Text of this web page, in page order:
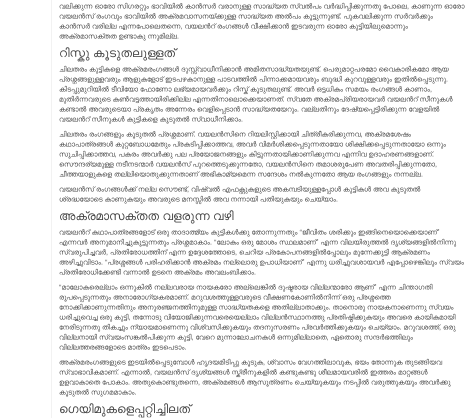
വലിക്കുന്ന ഓരോ സിഗരറ്റും ഭാവിയില്‍ കാന്‍സര്‍ വരാനുള്ള സാദ്ധ്യത സ്വല്‍പം വര്‍ദ്ധിപ്പിക്കുന്നതു പോലെ, കാണുന്ന ഓരോ
വയലന്‍സ് രംഗവും ഭാവിയില്‍ അക്രമവാസനയ്ക്കുള്ള സാദ്ധ്യത അല്‍പം കൂട്ടുന്നുണ്ട്. പുകവലിക്കുന്ന സര്‍വര്‍ക്കും
കാന്‍സര്‍ വരില്ല എന്നപോലെതന്നെ, വയലന്‍റ് രംഗങ്ങള്‍ വീക്ഷിക്കാന്‍ ഇടവരുന്ന ഓരോ കുട്ടിയിലുമൊന്നും
അക്രമാസക്തത ഉണ്ടാകു ന്നുമില്ല.
റിസ്കു കൂടുതലുള്ളത്
ചിലതരം കുട്ടികളെ അക്രമരംഗങ്ങള്‍ ദുസ്സ്വാധീനിക്കാന്‍ അമിതസാദ്ധ്യതയുണ്ട്. പെരുമാറ്റപരമോ വൈകാരികമോ ആയ
പ്രശ്നങ്ങളുള്ളവരും ആളുകളോട് ഇടപഴകാനുള്ള പാടവത്തില്‍ പിന്നാക്കമായവരും ബുദ്ധി കുറവുള്ളവരും ഇതില്‍പ്പെടുന്നു.
കിടപ്പുമുറിയില്‍ ടീവിയോ ഫോണോ ലഭ്യമായവര്‍ക്കും റിസ്ക്‌ കൂടുതലുണ്ട്. അവര്‍ ഒട്ടധികം സമയം രംഗങ്ങള്‍ കാണാം,
മുതിര്‍ന്നവരുടെ കണ്‍വട്ടത്തായിരിക്കില്ല എന്നതിനാലൊക്കെയാണത്‌. സ്വതേ അക്രമപ്രിയരായവര്‍ വയലന്‍റ് സീനുകള്‍
കണ്ടാല്‍ അവരുടെയാ പ്രകൃതം അന്നേരം വെളിപ്പെടാന്‍ സാദ്ധ്യതയേറും. വല്ലതിനും ദേഷ്യപ്പെട്ടിരിക്കുന്ന വേളയില്‍
വയലന്‍റ് സീനുകള്‍ കുട്ടികളെ കൂടുതല്‍ സ്വാധീനിക്കാം.
ചിലതരം രംഗങ്ങളും കൂടുതല്‍ പ്രശ്നമാണ്. വയലന്‍സിനെ റിയലിസ്റ്റിക്കായി ചിത്രീകരിക്കുന്നവ, അക്രമശേഷം
കഥാപാത്രങ്ങള്‍ കുറ്റബോധമേതും പ്രകടിപ്പിക്കാത്തവ, അവര്‍ വിമര്‍ശിക്കപ്പെടുന്നതായോ ശിക്ഷിക്കപ്പെടുന്നതായോ ഒന്നും
സൂചിപ്പിക്കാത്തവ, പകരം അവര്‍ക്കു പല പ്രയോജനങ്ങളും കിട്ടുന്നതായിക്കാണിക്കുന്നവ എന്നിവ ഉദാഹരണങ്ങളാണ്.
സൌന്ദര്യമുള്ള നടീനടന്മാര്‍ വയലന്‍സ് പുറത്തെടുക്കുന്നതോ, വയലന്‍സിനെ തമാശരൂപേണ അവതരിപ്പിക്കുന്നതോ,
ചീത്തയാളുകളെ തല്ലിയൊതുക്കുന്നതാണ് അഭികാമ്യമെന്ന സന്ദേശം നല്‍കുന്നതോ ആയ രംഗങ്ങളും നന്നല്ല.
വയലന്‍സ് രംഗങ്ങള്‍ക്ക് നല്ല സൌണ്ട്, വിഷ്വല്‍ എഫക്റ്റുകളുടെ അകമ്പടിയുള്ളപ്പോള്‍ കുട്ടികള്‍ അവ കൂടുതല്‍
ശ്രദ്ധയോടെ കാണുകയും അവരുടെ മനസ്സില്‍ അവ നന്നായി പതിയുകയും ചെയ്യാം.
അക്രമാസക്തത വളരുന്ന വഴി
വയലന്‍റ് കഥാപാത്രങ്ങളോട് ഒരു താദാത്മ്യം കുട്ടികള്‍ക്കു തോന്നുന്നതും “ജീവിതം ശരിക്കും ഇങ്ങിനെയൊക്കെയാണ്”
എന്നവര്‍ അനുമാനിച്ചുകൂട്ടുന്നതും പ്രശ്നമാകാം. “ലോകം ഒരു മോശം സ്ഥലമാണ്” എന്ന വിലയിരുത്തല്‍ ദൃശ്യങ്ങളില്‍നിന്നു
സ്വരൂപിച്ചവര്‍, പ്രതിരോധത്തിന് എന്ന ഉദ്ദേശത്തോടെ, ചെറിയ പ്രകോപനങ്ങളില്‍പ്പോലും മുന്നേക്കൂട്ടി ആക്രമണം
അഴിച്ചുവിടാം. “പ്രശ്നങ്ങള്‍ പരിഹരിക്കാന്‍ അക്രമം നല്ലൊരു ഉപാധിയാണ്” എന്നു ധരിച്ചുവശായവര്‍ എപ്പോഴെങ്കിലും സ്വയം
പ്രതിരോധിക്കേണ്ടി വന്നാല്‍ ഉടനെ അക്രമം അവലംബിക്കാം.
“മാലോകരെല്ലാം ഒന്നുകില്‍ നല്ലവരായ നായകരോ അല്ലെങ്കില്‍ ദുഷ്ടരായ വില്ലന്മാരോ ആണ്” എന്ന ചിന്താഗതി
രൂപപ്പെടുന്നതും അനാരോഗ്യകരമാണ്. മറുവശത്തുള്ളവരുടെ വീക്ഷണകോണില്‍നിന്ന് ഒരു പ്രശ്നത്തെ
നോക്കിക്കാണുന്നതിനും അനുരഞ്ജനത്തിനുമുള്ള സാദ്ധ്യതകളെ അതില്ലാതാക്കും. താനൊരു നായകനാണെന്നു സ്വയം
ധരിച്ചുവെച്ച ഒരു കുട്ടി, തന്നോടു വിയോജിക്കുന്നവരെയെല്ലാം വില്ലന്‍സ്ഥാനത്തു പ്രതിഷ്ഠിക്കുകയും അവരെ കായികമായി
നേരിടുന്നതു തികച്ചും ന്യായമാണെന്നു വിശ്വസിക്കുകയും തദനുസരണം പ്രവര്‍ത്തിക്കുകയും ചെയ്യാം. മറുവശത്ത്, ഒരു
വില്ലനായി സ്വയംസങ്കല്‍പിക്കുന്ന കുട്ടി, വേറെ മുന്നാലോചനകള്‍ ഒന്നുമില്ലാതെ, ഏതൊരു സന്ദര്‍ഭത്തിലും
വില്ലത്തരങ്ങളോടെ മാത്രം ഇടപെടാം.
അക്രമരംഗങ്ങളുടെ ഇടയില്‍പ്പെടുമ്പോള്‍ ഹൃദയമിടിപ്പു കൂടുക, ശ്വാസം വേഗത്തിലാവുക, ഭയം തോന്നുക തുടങ്ങിയവ
സ്വാഭാവികമാണ്. എന്നാല്‍, വയലന്‍സ് ദൃശ്യങ്ങള്‍ സ്ക്രീനുകളില്‍ കണ്ടുകണ്ടു ശീലമായവരില്‍ ഇത്തരം മാറ്റങ്ങള്‍
ഉളവാകാതെ പോകാം. അതുകൊണ്ടുതന്നെ, അക്രമങ്ങള്‍ ആസൂത്രണം ചെയ്യുകയും നടപ്പില്‍ വരുത്തുകയും അവര്‍ക്കു
കൂടുതല്‍ സുഗമമാകാം.
ഗെയിമുകളെപ്പറ്റിച്ചിലത്